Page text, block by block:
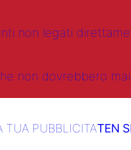
non legati
non dovrebbero
TUA PUBBLICITATEN